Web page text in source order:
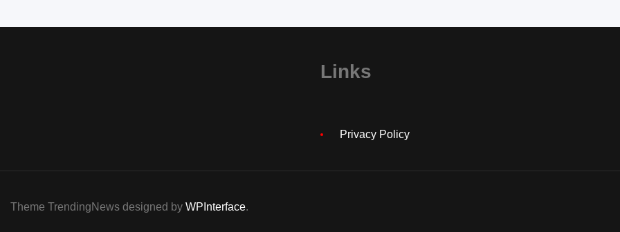
Links
Privacy Policy
Theme TrendingNews designed by WPInterface.